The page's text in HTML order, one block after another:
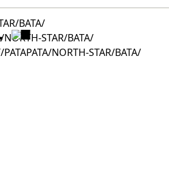
BATA/
NORTH-STAR/BATA/
NORTH-STAR/BATA/